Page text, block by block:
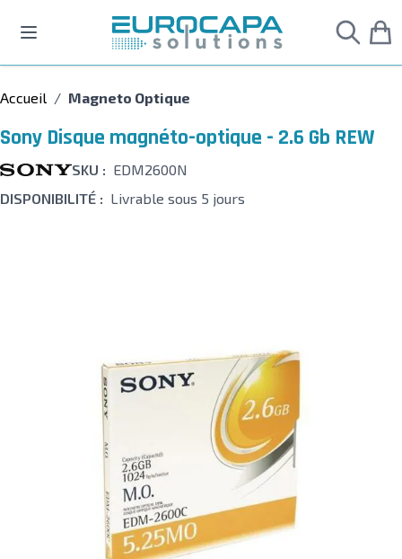
Accueil / Magneto Optique
Sony Disque magnéto-optique - 2.6 Gb REW
SKU : EDM2600N
DISPONIBILITÉ : Livrable sous 5 jours